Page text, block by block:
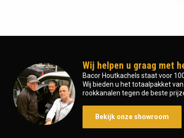
Wij helpen u graag met
Bacor Houtkachels staat voor
Wij bieden u het totaalpakket
rookkanalen tegen de beste
Bekijk onze showroom